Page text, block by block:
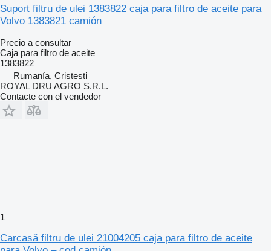
Suport filtru de ulei 1383822 caja para filtro de aceite para
Volvo 1383821 camión
Precio a consultar
Caja para filtro de aceite
1383822
Rumanía, Cristesti
ROYAL DRU AGRO S.R.L.
Contacte con el vendedor
1
Carcasă filtru de ulei 21004205 caja para filtro de aceite